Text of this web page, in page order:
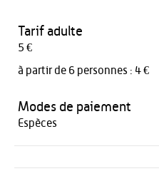
Tarif adulte
5 €
à partir de 6 personnes : 4 €
Modes de paiement
Espèces